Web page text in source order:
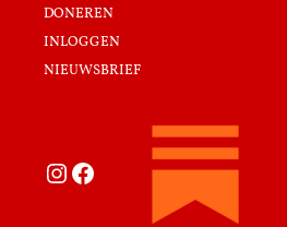
doneren
inloggen
nieuwsbrief
Instagram Facebook